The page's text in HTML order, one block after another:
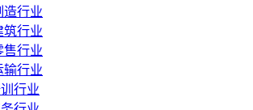
造行业
筑行业
售行业
输行业
行业